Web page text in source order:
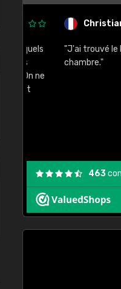
ne
Christian
"J'ai trouvé le RAL
chambre."
463